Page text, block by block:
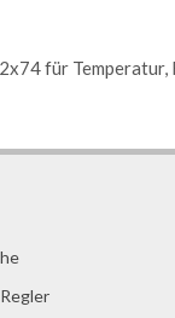
für Temperatur,